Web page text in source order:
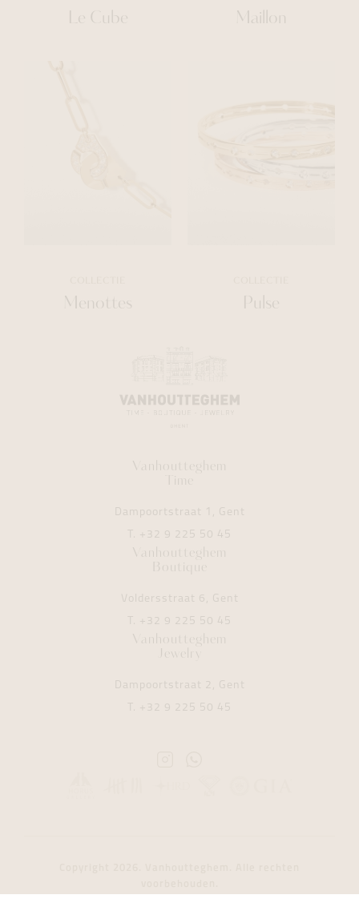
Le Cube Maillon
Menottes Pulse
Vanhoutteghem
Time
Dampoortstraat 1, Gent
T. +32 9 225 50 45
Vanhoutteghem
Boutique
Voldersstraat 6, Gent
T. +32 9 225 50 45
Vanhoutteghem
Jewelry
Dampoortstraat 2, Gent
T. +32 9 225 50 45